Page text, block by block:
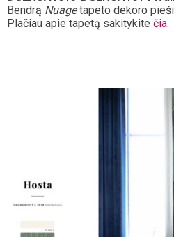
Bendrą Nuagetapeto dekoro
Plačiau apie tapetą sakitykite čia.